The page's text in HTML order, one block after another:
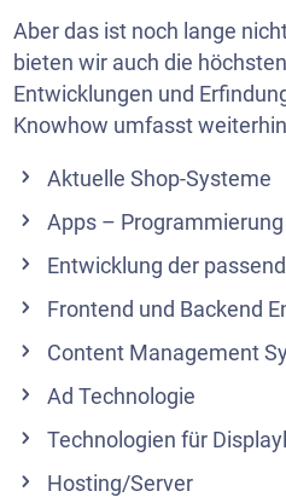
Aber das ist noch lange
bieten wir auch die
Entwicklungen und
Knowhow umfasst
Aktuelle Shop-Systeme
Apps –
Entwicklung der
Frontend und Backend
Content Management
Ad Technologie
Technologien für
Hosting/Server